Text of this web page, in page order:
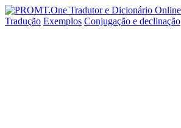
Tradução Exemplos Conjugação e declinação